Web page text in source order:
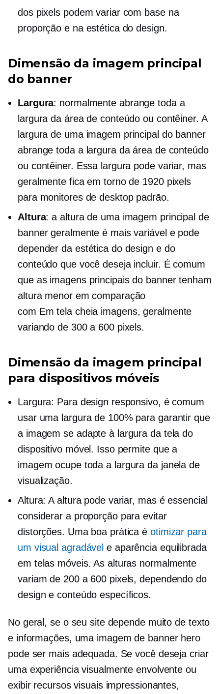
dos pixels podem variar com base na
proporção e na estética do design.
Dimensão da imagem principal
do banner
Largura: normalmente abrange toda a
largura da área de conteúdo ou contêiner. A
largura de uma imagem principal do banner
abrange toda a largura da área de conteúdo
ou contêiner. Essa largura pode variar, mas
geralmente fica em torno de 1920 pixels
para monitores de desktop padrão.
Altura: a altura de uma imagem principal de
banner geralmente é mais variável e pode
depender da estética do design e do
conteúdo que você deseja incluir. É comum
que as imagens principais do banner tenham
altura menor em comparação
com Em tela cheia imagens, geralmente
variando de 300 a 600 pixels.
Dimensão da imagem principal
para dispositivos móveis
Largura: Para design responsivo, é comum
usar uma largura de 100% para garantir que
a imagem se adapte à largura da tela do
dispositivo móvel. Isso permite que a
imagem ocupe toda a largura da janela de
visualização.
Altura: A altura pode variar, mas é essencial
considerar a proporção para evitar
distorções. Uma boa prática é otimizar para
um visual agradável e aparência equilibrada
em telas móveis. As alturas normalmente
variam de 200 a 600 pixels, dependendo do
design e conteúdo específicos.
No geral, se o seu site depende muito de texto
e informações, uma imagem de banner hero
pode ser mais adequada. Se você deseja criar
uma experiência visualmente envolvente ou
exibir recursos visuais impressionantes,